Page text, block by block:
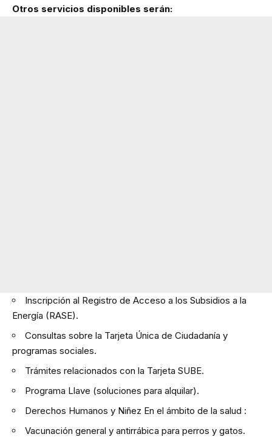
Otros servicios disponibles serán:
Inscripción al Registro de Acceso a los Subsidios a la
Energía (RASE).
Consultas sobre la Tarjeta Única de Ciudadanía y
programas sociales.
Trámites relacionados con la Tarjeta SUBE.
Programa Llave (soluciones para alquilar).
Derechos Humanos y Niñez En el ámbito de la salud :
Vacunación general y antirrábica para perros y gatos.